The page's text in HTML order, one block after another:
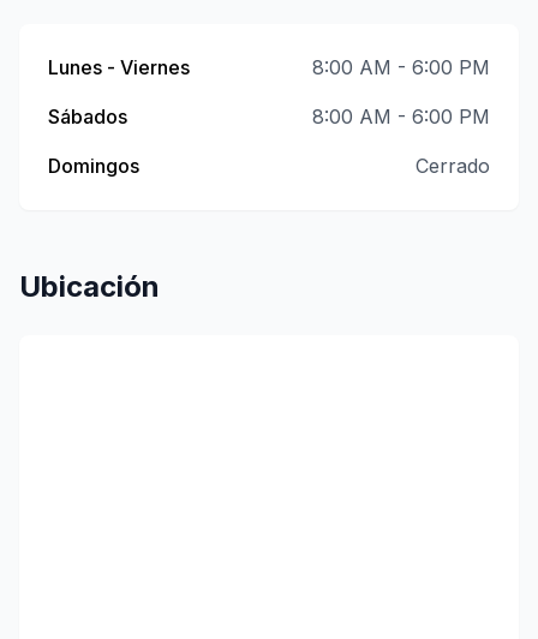
Lunes - Viernes 8:00 AM - 6:00 PM
Sábados 8:00 AM - 6:00 PM
Domingos Cerrado
Ubicación